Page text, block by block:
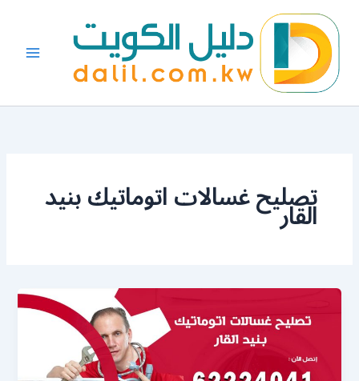
المحتوى
تصليح غسالات اتوماتيك بنيد
القار